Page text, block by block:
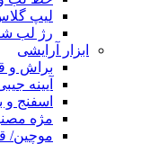
لیپ
رژ لب
ابزار آرایشی
براش و
آیینه
اسفنج و
مژه
موچین/